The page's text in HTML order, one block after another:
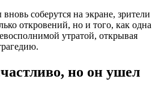
вновь соберутся на экране, зрители
откровений, но и того, как одна
утратой, открывая
но он ушел